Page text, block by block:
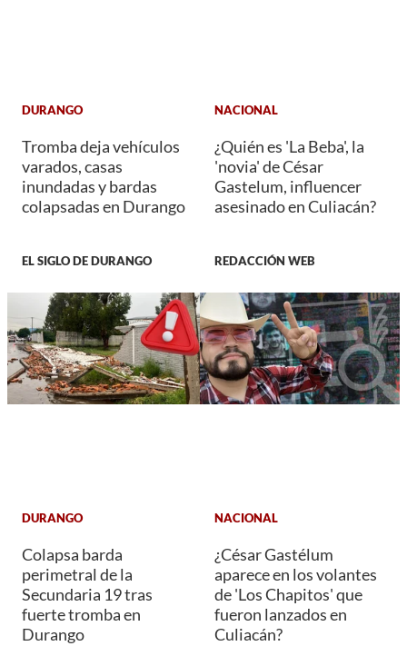
DURANGO
Tromba deja vehículos
varados, casas
inundadas y bardas
colapsadas en Durango
EL SIGLO DE DURANGO
NACIONAL
¿Quién es 'La Beba', la
'novia' de César
Gastelum, influencer
asesinado en Culiacán?
REDACCIÓN WEB
DURANGO
Colapsa barda
perimetral de la
Secundaria 19 tras
fuerte tromba en
Durango
NACIONAL
¿César Gastélum
aparece en los volantes
de 'Los Chapitos' que
fueron lanzados en
Culiacán?